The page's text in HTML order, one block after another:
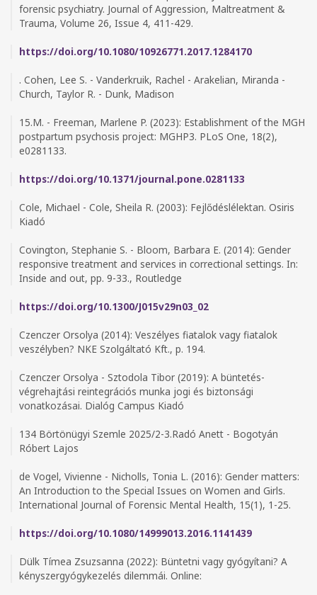
forensic psychiatry. Journal of Aggression, Maltreatment &
Trauma, Volume 26, Issue 4, 411-429.
https://doi.org/10.1080/10926771.2017.1284170
. Cohen, Lee S. - Vanderkruik, Rachel - Arakelian, Miranda -
Church, Taylor R. - Dunk, Madison
15.M. - Freeman, Marlene P. (2023): Establishment of the MGH
postpartum psychosis project: MGHP3. PLoS One, 18(2),
e0281133.
https://doi.org/10.1371/journal.pone.0281133
Cole, Michael - Cole, Sheila R. (2003): Fejlődéslélektan. Osiris
Kiadó
Covington, Stephanie S. - Bloom, Barbara E. (2014): Gender
responsive treatment and services in correctional settings. In:
Inside and out, pp. 9-33., Routledge
https://doi.org/10.1300/J015v29n03_02
Czenczer Orsolya (2014): Veszélyes fiatalok vagy fiatalok
veszélyben? NKE Szolgáltató Kft., p. 194.
Czenczer Orsolya - Sztodola Tibor (2019): A büntetés-
végrehajtási reintegrációs munka jogi és biztonsági
vonatkozásai. Dialóg Campus Kiadó
134 Börtönügyi Szemle 2025/2-3.Radó Anett - Bogotyán
Róbert Lajos
de Vogel, Vivienne - Nicholls, Tonia L. (2016): Gender matters:
An Introduction to the Special Issues on Women and Girls.
International Journal of Forensic Mental Health, 15(1), 1-25.
https://doi.org/10.1080/14999013.2016.1141439
Dülk Tímea Zsuzsanna (2022): Büntetni vagy gyógyítani? A
kényszergyógykezelés dilemmái. Online: